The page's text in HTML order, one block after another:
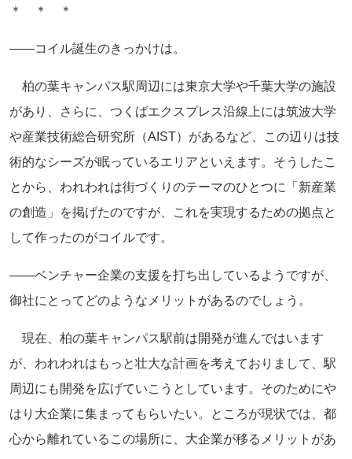
＊ ＊ ＊
――コイル誕生のきっかけは。
柏の葉キャンパス駅周辺には東京大学や千葉大学の施設
があり、さらに、つくばエクスプレス沿線上には筑波大学
や産業技術総合研究所（AIST）があるなど、この辺りは技
術的なシーズが眠っているエリアといえます。そうしたこ
とから、われわれは街づくりのテーマのひとつに「新産業
の創造」を掲げたのですが、これを実現するための拠点と
して作ったのがコイルです。
――ベンチャー企業の支援を打ち出しているようですが、
御社にとってどのようなメリットがあるのでしょう。
現在、柏の葉キャンパス駅前は開発が進んではいます
が、われわれはもっと壮大な計画を考えておりまして、駅
周辺にも開発を広げていこうとしています。そのためにや
はり大企業に集まってもらいたい。ところが現状では、都
心から離れているこの場所に、大企業が移るメリットがあ